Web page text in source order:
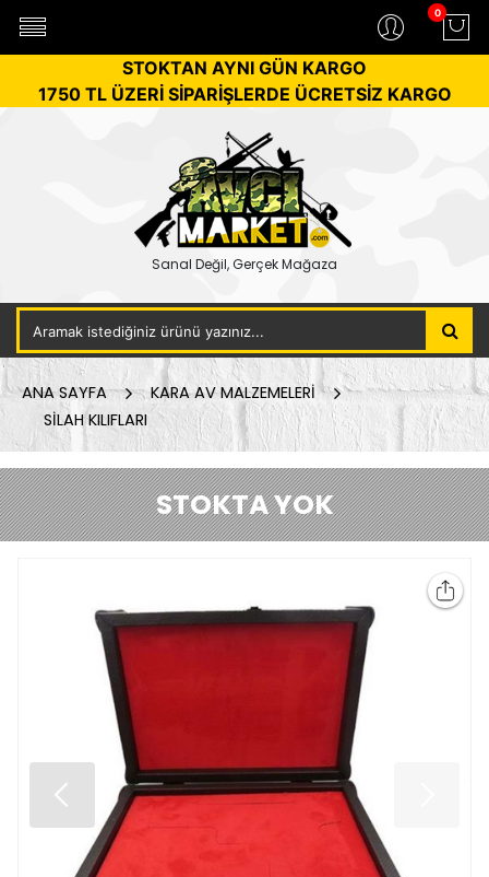
0
STOKTAN AYNI GÜN KARGO
1750 TL ÜZERİ SİPARİŞLERDE ÜCRETSİZ KARGO
Sanal Değil, Gerçek Mağaza
ANA SAYFA
KARA AV MALZEMELERİ
SİLAH KILIFLARI
STOKTA YOK